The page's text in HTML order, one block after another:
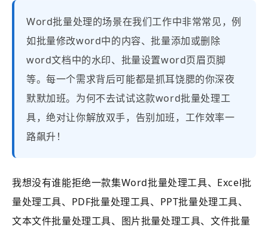
Word批量处理的场景在我们工作中非常常见，例
如批量修改word中的内容、批量添加或删除
word文档中的水印、批量设置word页眉页脚
等。每一个需求背后可能都是抓耳饶腮的你深夜
默默加班。为何不去试试这款word批量处理工
具，绝对让你解放双手，告别加班，工作效率一
路飙升！
我想没有谁能拒绝一款集Word批量处理工具、Excel批
量处理工具、PDF批量处理工具、PPT批量处理工具、
文本文件批量处理工具、图片批量处理工具、文件批量